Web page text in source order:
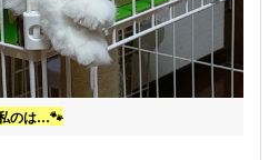
のは…🐾